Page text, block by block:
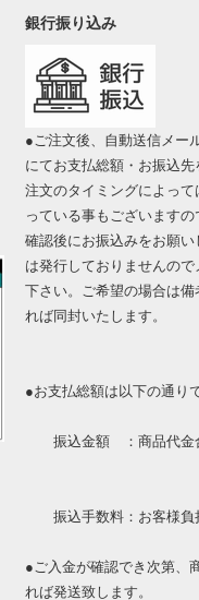
銀行振り込み
●ご注文後、自動送信メー
にてお支払総額・お振込
注文のタイミングによっ
っている事もございます
確認後にお振込みをお願
は発行しておりませんの
下さい。ご希望の場合は
れば同封いたします。
●お支払総額は以下の通り
振込金額 ：商品代金
振込手数料：お客様負
●ご入金が確認でき次第、
れば発送致します。